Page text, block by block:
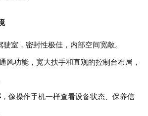
室，密封性极佳，内部空间宽敞。
风功能，宽大扶手和直观的控制台布局，
，像操作手机一样查看设备状态、保养信